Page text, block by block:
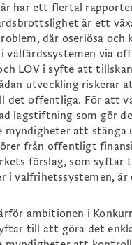
år har ett flertal
är ett
där oseriösa och
välfärdssystemen via
LOV i syfte att
utveckling riskerar
offentliga. För att
lagstiftning som gör
myndigheter att stänga
från offentligt
förslag, som
i valfrihetssystemen,
ambitionen i
till att göra det